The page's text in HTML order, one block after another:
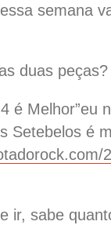
semana
duas peças?
é Melhor”eu
Setebelos é
ir, sabe